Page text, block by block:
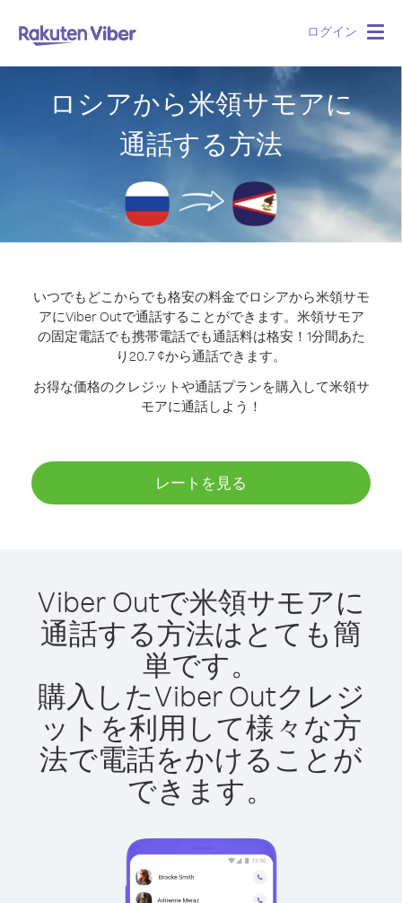
ログイン
ロシアから米領サモアに
通話する方法
いつでもどこからでも格安の料金でロシアから米領サモ
アにViber Outで通話することができます。 米領サモア
の固定電話でも携帯電話でも通話料は格安！1分間あた
り20.7 ¢から通話できます。
お得な価格のクレジットや通話プランを購入して米領サ
モアに通話しよう！
レートを見る
Viber Outで米領サモアに
通話する方法はとても簡
単です。
購入したViber Outクレジ
ットを利用して様々な方
法で電話をかけることが
できます。